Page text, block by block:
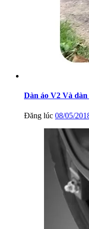
Dàn áo V2 Và
Đăng lúc 08/05/